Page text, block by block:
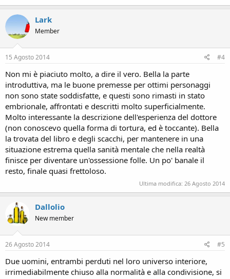
Lark
Member
15 Agosto 2014 #4
Non mi è piaciuto molto, a dire il vero. Bella la parte
introduttiva, ma le buone premesse per ottimi personaggi
non sono state soddisfatte, e questi sono rimasti in stato
embrionale, affrontati e descritti molto superficialmente.
Molto interessante la descrizione dell'esperienza del dottore
(non conoscevo quella forma di tortura, ed è toccante). Bella
la trovata del libro e degli scacchi, per mantenere in una
situazione estrema quella sanità mentale che nella realtà
finisce per diventare un'ossessione folle. Un po' banale il
resto, finale quasi frettoloso.
Ultima modifica: 26 Agosto 2014
Dallolio
New member
26 Agosto 2014 #5
Due uomini, entrambi perduti nel loro universo interiore,
irrimediabilmente chiuso alla normalità e alla condivisione, si